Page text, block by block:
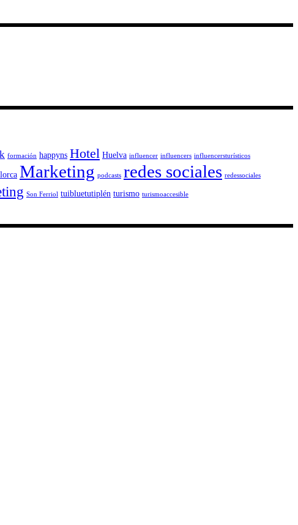
formación happyns Hotel Huelva influencer influencers influencersturísticos
Marketing podcasts redes sociales redessociales
Son Ferriol tuibluetutiplén turismo turismoaccesible